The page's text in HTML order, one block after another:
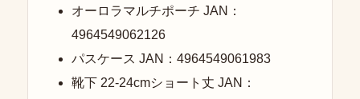
オーロラマルチポーチ JAN：
4964549062126
パスケース JAN：4964549061983
靴下 22-24cmショート丈 JAN：